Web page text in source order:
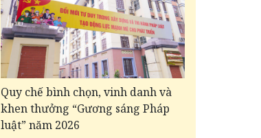
Quy chế bình chọn, vinh danh và
khen thưởng “Gương sáng Pháp
luật” năm 2026